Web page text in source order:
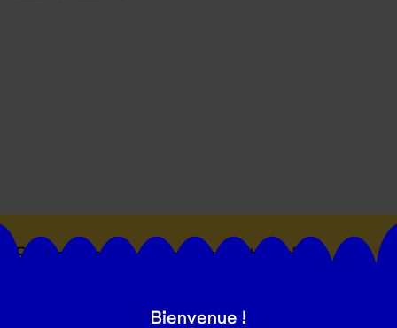
Suivez toutes les actualités du
Bienvenue !